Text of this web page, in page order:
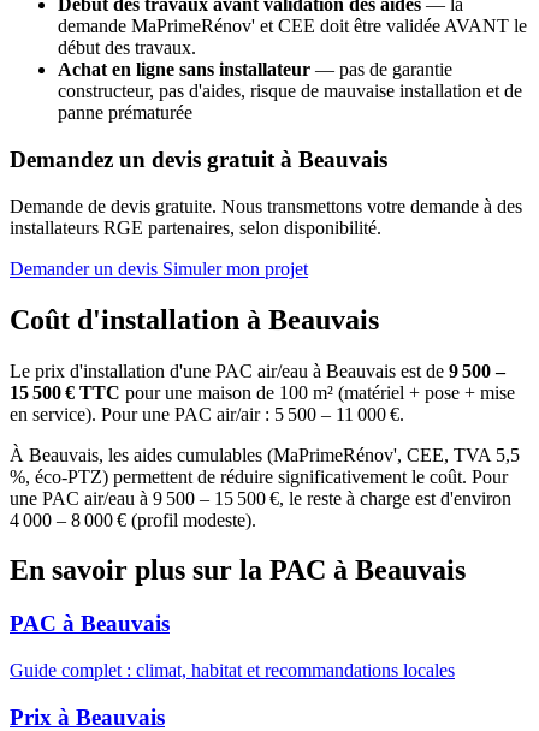
Début des travaux avant validation des aides — la
demande MaPrimeRénov' et CEE doit être validée AVANT le
début des travaux.
Achat en ligne sans installateur — pas de garantie
constructeur, pas d'aides, risque de mauvaise installation et de
panne prématurée
Demandez un devis gratuit à Beauvais
Demande de devis gratuite. Nous transmettons votre demande à des
installateurs RGE partenaires, selon disponibilité.
Demander un devis Simuler mon projet
Coût d'installation à Beauvais
Le prix d'installation d'une PAC air/eau à Beauvais est de 9 500 –
15 500 € TTC pour une maison de 100 m² (matériel + pose + mise
en service). Pour une PAC air/air : 5 500 – 11 000 €.
À Beauvais, les aides cumulables (MaPrimeRénov', CEE, TVA 5,5
%, éco-PTZ) permettent de réduire significativement le coût. Pour
une PAC air/eau à 9 500 – 15 500 €, le reste à charge est d'environ
4 000 – 8 000 € (profil modeste).
En savoir plus sur la PAC à Beauvais
PAC à Beauvais
Guide complet : climat, habitat et recommandations locales
Prix à Beauvais